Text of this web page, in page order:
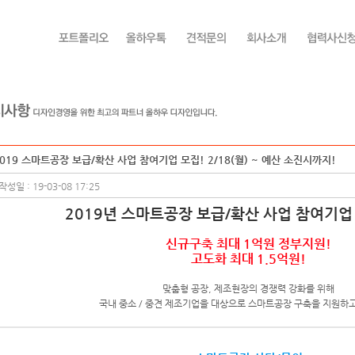
스마트공장 보급/확산 사업 참여기업 모집! 2/18(월) ~ 예산 소진시까지!
성일 : 19-03-08 17:25
2019년 스마트공장 보급/확산 사업 참여기
신규구축 최대 1억원 정부지원!
고도화 최대 1.5억원!
맞춤형 공장, 제조현장의 경쟁력 강화를 위해
국내 중소 / 중견 제조기업을 대상으로 스마트공장 구축을 지원하